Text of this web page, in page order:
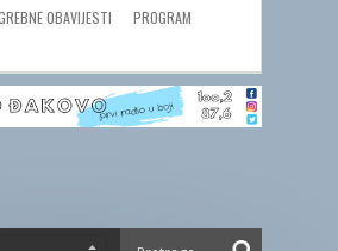
OBAVIJESTI
PROGRAM